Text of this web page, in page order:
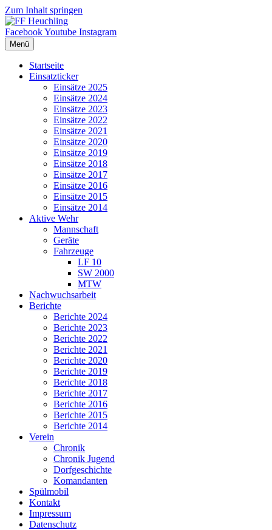
Zum Inhalt springen
FacebookYoutube Instagram
Menü
Startseite
Einsatzticker
Einsätze 2025
Einsätze 2024
Einsätze 2023
Einsätze 2022
Einsätze 2021
Einsätze 2020
Einsätze 2019
Einsätze 2018
Einsätze 2017
Einsätze 2016
Einsätze 2015
Einsätze 2014
Aktive Wehr
Mannschaft
Geräte
Fahrzeuge
LF 10
SW 2000
MTW
Nachwuchsarbeit
Berichte
Berichte 2024
Berichte 2023
Berichte 2022
Berichte 2021
Berichte 2020
Berichte 2019
Berichte 2018
Berichte 2017
Berichte 2016
Berichte 2015
Berichte 2014
Verein
Chronik
Chronik Jugend
Dorfgeschichte
Komandanten
Spülmobil
Kontakt
Impressum
Datenschutz